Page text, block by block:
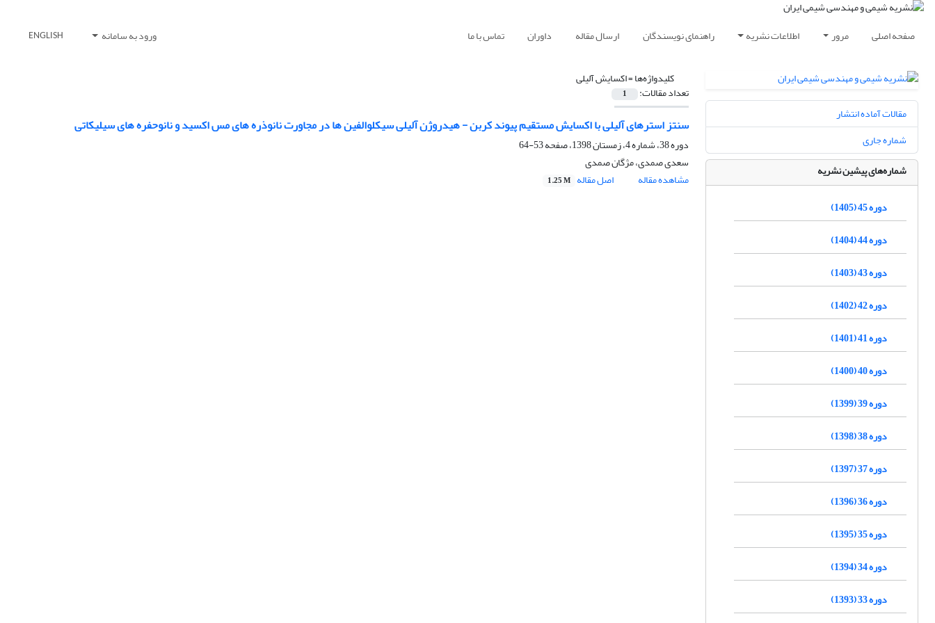
صفحه اصلی مرور اطلاعات نشریه راهنمای نویسندگان ارسال مقاله داوران تماس با ما ورود به سامانه ENGLISH
کلیدواژه‌ها =اکسایش آلیلی
تعداد مقالات: 1
سنتز استرهای آلیلی با اکسایش مستقیم پیوند کربن - هیدروژن آلیلی سیکلوالفین ها در مجاورت نانوذره های مس اکسید و نانوحفره های سیلیکاتی
دوره 38، شماره 4، زمستان 1398، صفحه
53-64
سعدی صمدی، مژگان صمدی
مشاهده مقاله
اصل مقاله 1.25 M
مقالات آماده انتشار
شماره جاری
شماره‌های پیشین نشریه
دوره 45 (1405)
دوره 44 (1404)
دوره 43 (1403)
دوره 42 (1402)
دوره 41 (1401)
دوره 40 (1400)
دوره 39 (1399)
دوره 38 (1398)
دوره 37 (1397)
دوره 36 (1396)
دوره 35 (1395)
دوره 34 (1394)
دوره 33 (1393)